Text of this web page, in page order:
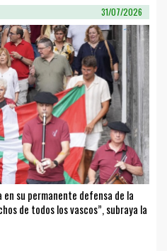
31/07/2026
su permanente defensa de la
de todos los vascos”, subraya la